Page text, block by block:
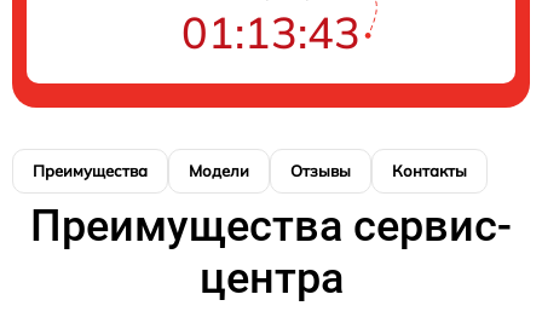
01:13:43
Преимущества Модели Отзывы Контакты
Преимущества сервис-
центра